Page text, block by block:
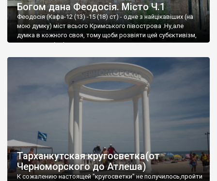
Богом дана Феодосія. Місто Ч.1
Феодосія (Кафа-12 (13) -15 (18) ст) - одне з найцікавіших (на
мою думку) міст всього Кримського півострова .Ну,але
думка в кожного своя, тому щоби розвіяти цей субєктивізм,
запрошую відвідати це
Тарханкутская кругосветка(от
Черноморского до Атлеша)
К сожалению настоящей "кругосветки" не получилось,пройти